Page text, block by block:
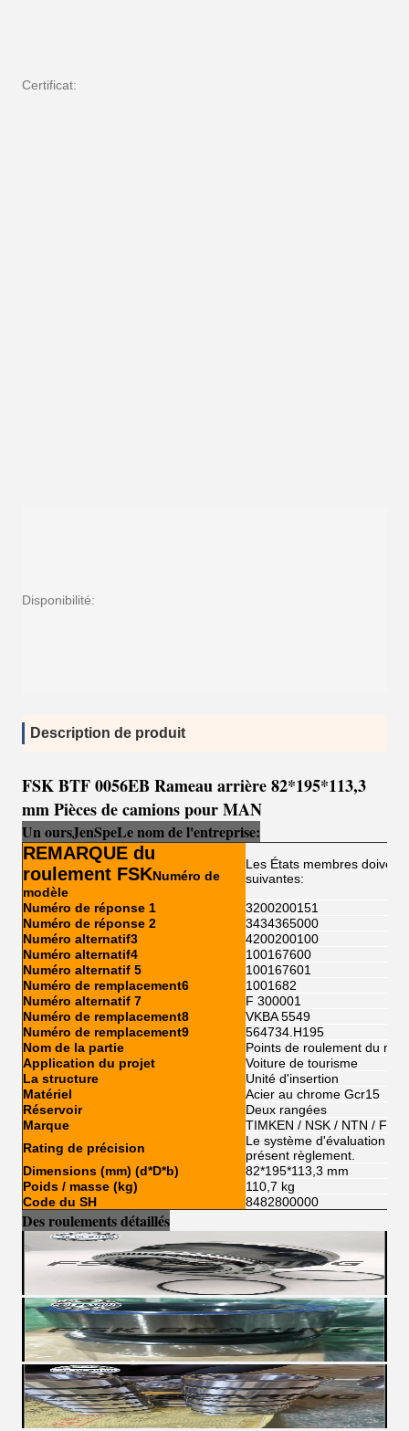
Certificat:
Disponibilité:
Description de produit
FSK BTF 0056EB Rameau arrière 82*195*113,3
mm Pièces de camions pour MAN
Un oursJenSpeLe nom de l'entreprise:
REMARQUE du
roulement FSKNuméro de
modèle
Les États membres
suivantes:
Numéro de réponse 1
3200200151
Numéro de réponse 2
3434365000
Numéro alternatif3
4200200100
Numéro alternatif4
100167600
Numéro alternatif 5
100167601
Numéro de remplacement6
1001682
Numéro alternatif 7
F 300001
Numéro de remplacement8
VKBA 5549
Numéro de remplacement9
564734.H195
Nom de la partie
Points de roulement du
Application du projet
Voiture de tourisme
La structure
Unité d'insertion
Matériel
Acier au chrome Gcr15
Réservoir
Deux rangées
Marque
TIMKEN / NSK / NTN /
Rating de précision
Le système d'évaluation
présent règlement.
Dimensions (mm) (d*D*b)
82*195*113,3 mm
Poids / masse (kg)
110,7 kg
Code du SH
8482800000
Des roulements détaillés